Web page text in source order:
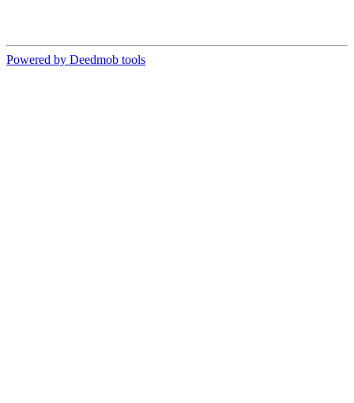
Powered by Deedmob tools